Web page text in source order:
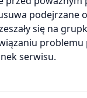
się na
problemu
serwisu.